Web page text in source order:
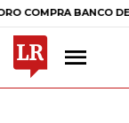
BANCO DE LA